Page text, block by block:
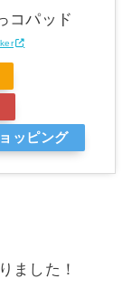
コパッド
ッピング
ました！